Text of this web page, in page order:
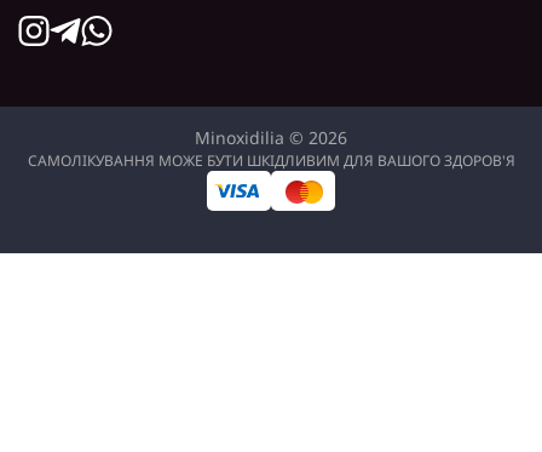
Minoxidilia © 2026
САМОЛІКУВАННЯ МОЖЕ БУТИ ШКІДЛИВИМ ДЛЯ ВАШОГО ЗДОРОВ'Я